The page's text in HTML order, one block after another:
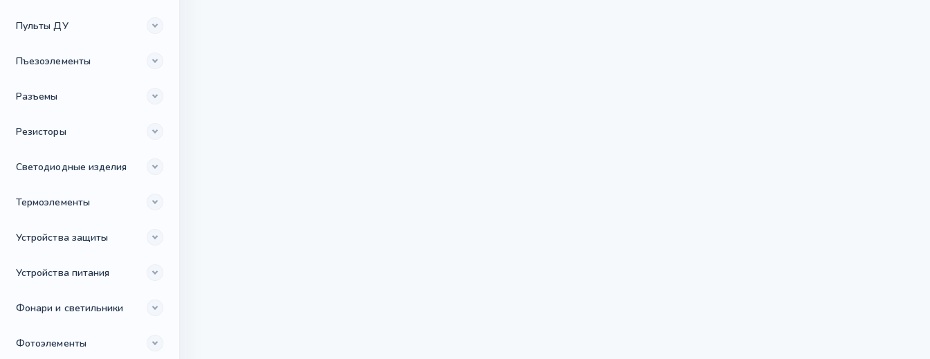
Пульты ДУ
Пъезоэлементы
Разъемы
Резисторы
Светодиодные изделия
Термоэлементы
Устройства защиты
Устройства питания
Фонари и светильники
Фотоэлементы